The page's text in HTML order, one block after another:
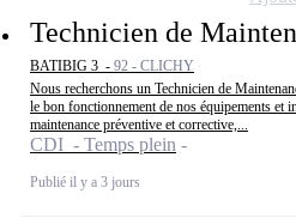
Technicien de
BATIBIG 3 - 92 - CLICHY
Nous recherchons un Technicien de
le bon fonctionnement de nos équipements et
maintenance préventive et corrective,...
CDI - Temps plein
Publié il y a 3 jours